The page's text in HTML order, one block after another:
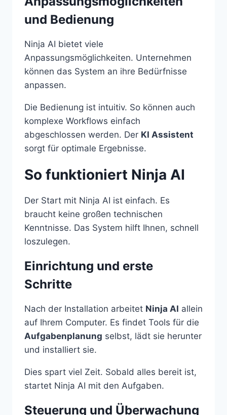
und Bedienung
Ninja AI bietet viele
Anpassungsmöglichkeiten. Unternehmen
können das System an ihre Bedürfnisse
anpassen.
Die Bedienung ist intuitiv. So können auch
komplexe Workflows einfach
abgeschlossen werden. Der KI Assistent
sorgt für optimale Ergebnisse.
So funktioniert Ninja AI
Der Start mit Ninja AI ist einfach. Es
braucht keine großen technischen
Kenntnisse. Das System hilft Ihnen, schnell
loszulegen.
Einrichtung und erste
Schritte
Nach der Installation arbeitet Ninja AI allein
auf Ihrem Computer. Es findet Tools für die
Aufgabenplanung selbst, lädt sie herunter
und installiert sie.
Dies spart viel Zeit. Sobald alles bereit ist,
startet Ninja AI mit den Aufgaben.
Steuerung und Überwachung